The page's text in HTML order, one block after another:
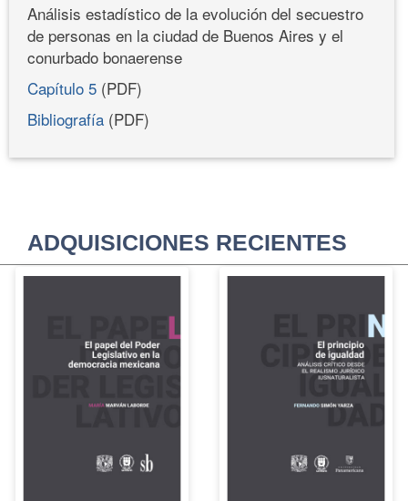
Análisis estadístico de la evolución del secuestro
de personas en la ciudad de Buenos Aires y el
conurbado bonaerense
Capítulo 5 (PDF)
Bibliografía (PDF)
ADQUISICIONES RECIENTES